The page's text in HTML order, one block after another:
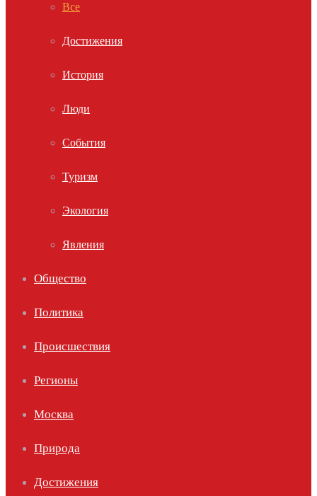
Все
Достижения
История
Люди
События
Туризм
Экология
Явления
Общество
Политика
Происшествия
Регионы
Москва
Природа
Достижения